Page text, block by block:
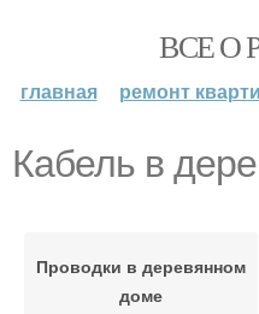
ВСЕ О
главная ремонт
Кабель в
Проводки в деревянном
доме